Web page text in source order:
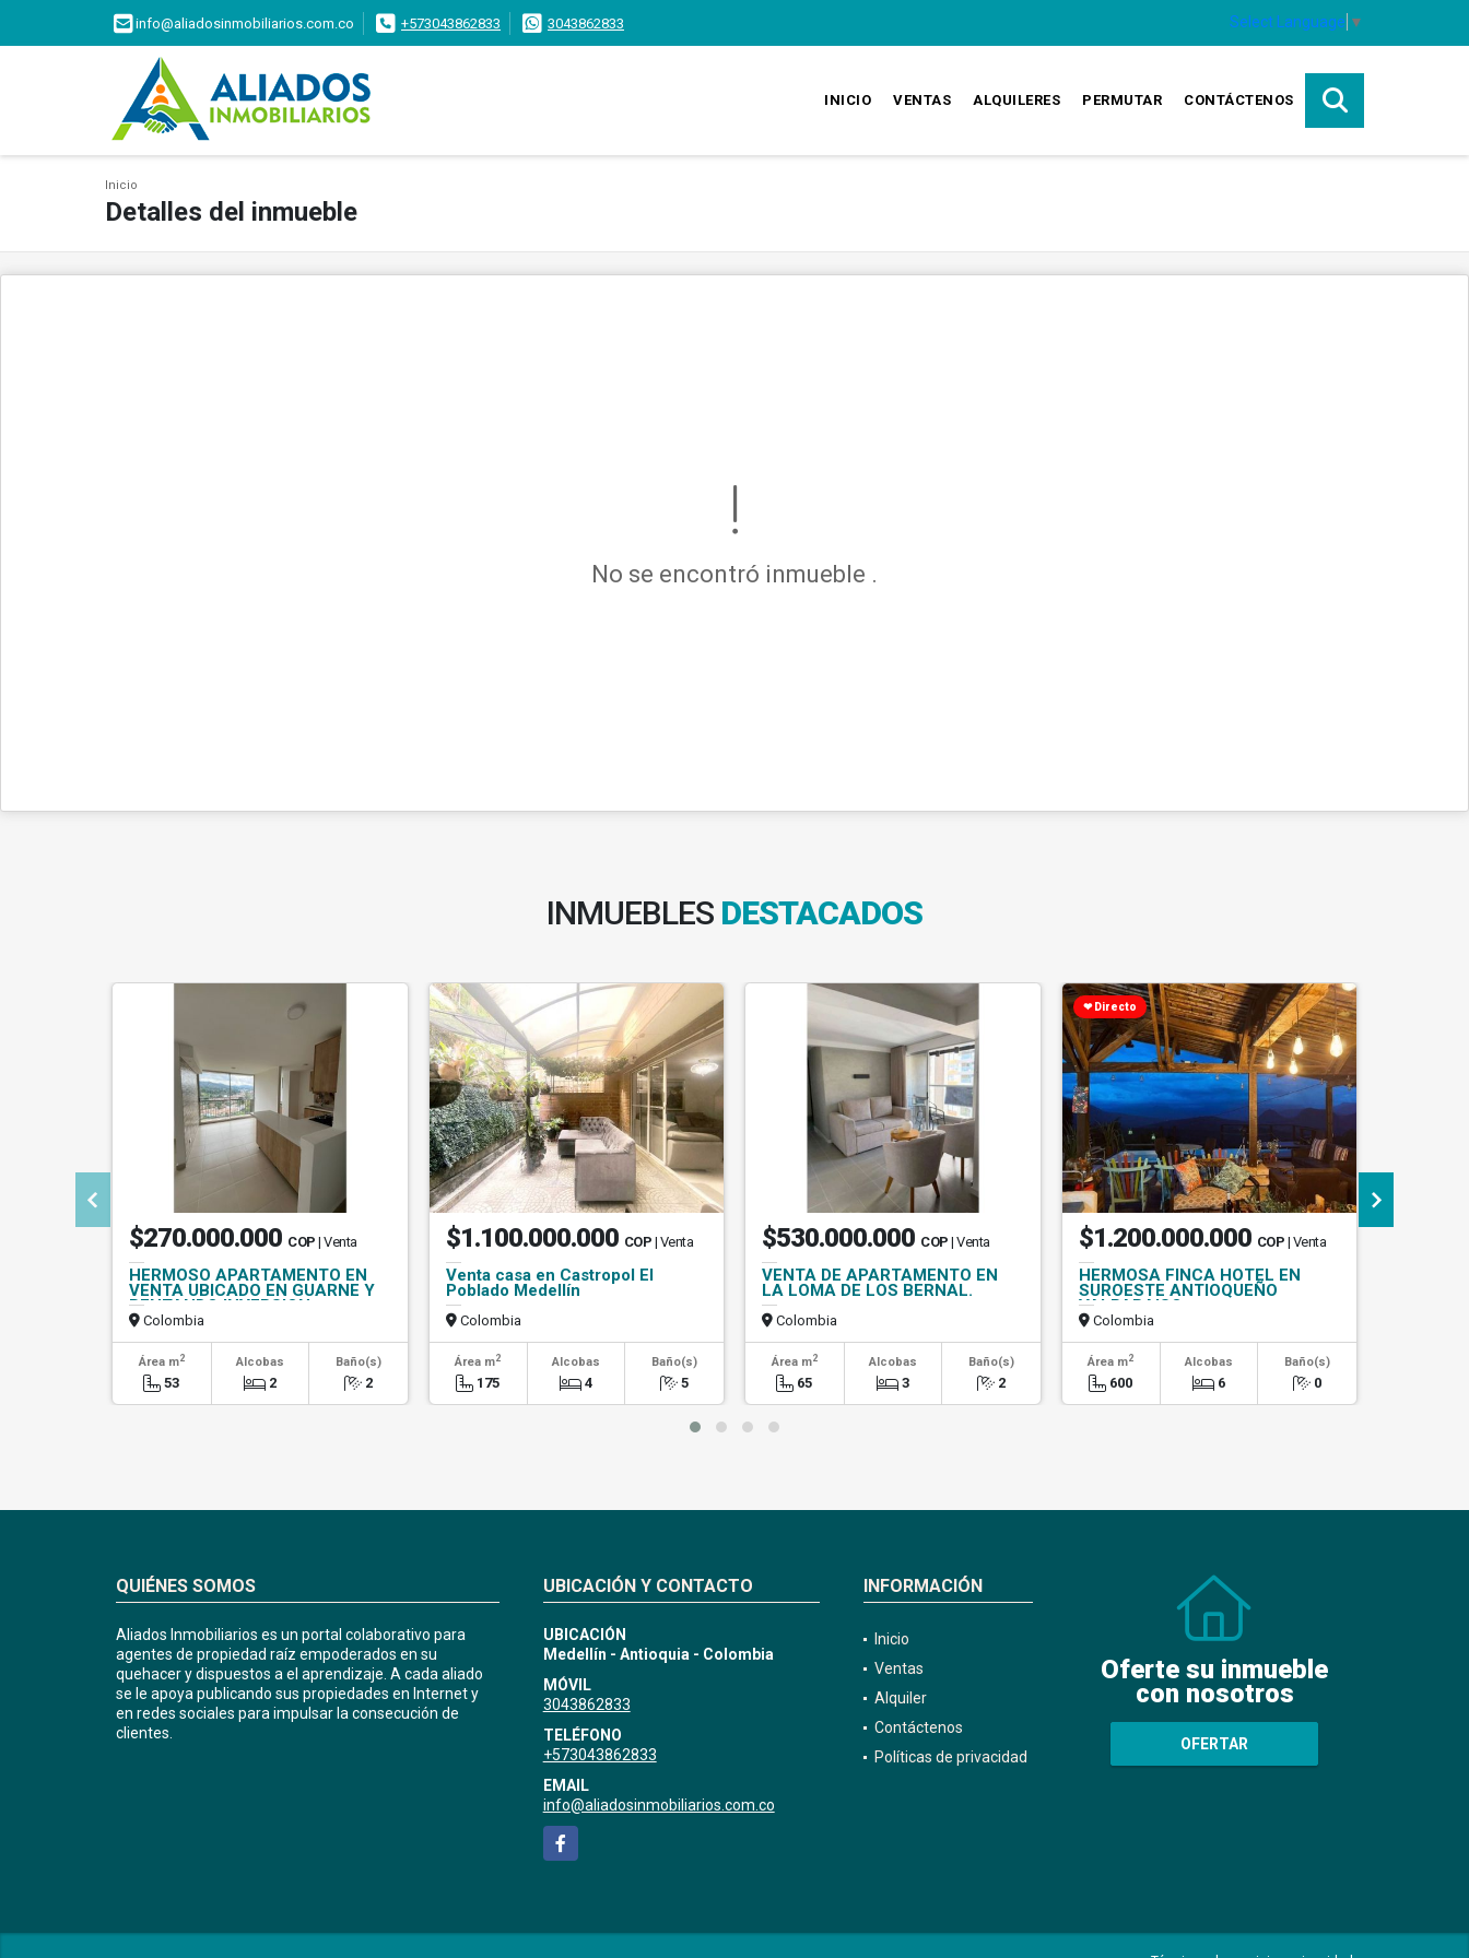
info@aliadosinmobiliarios.com.co +573043862833 3043862833 Select Language ▼
INICIO VENTAS ALQUILERES PERMUTAR CONTÁCTENOS
Inicio
Detalles del inmueble
No se encontró inmueble .
INMUEBLES DESTACADOS
$270.000.000 COP | Venta
HERMOSO APARTAMENTO EN
VENTA UBICADO EN GUARNE Y
RENTANDO INVERSION
Colombia
Área m2
53
Alcobas
2
Baño(s)
2
$1.100.000.000 COP | Venta
Venta casa en Castropol El
Poblado Medellín
Colombia
Área m2
175
Alcobas
4
Baño(s)
5
$530.000.000 COP | Venta
VENTA DE APARTAMENTO EN
LA LOMA DE LOS BERNAL.
Colombia
Área m2
65
Alcobas
3
Baño(s)
2
❤ Directo
$1.200.000.000 COP | Venta
HERMOSA FINCA HOTEL EN
SUROESTE ANTIOQUEÑO
VALPARAISO
Colombia
Área m2
600
Alcobas
6
Baño(s)
0
QUIÉNES SOMOS
Aliados Inmobiliarios es un portal colaborativo para
agentes de propiedad raíz empoderados en su
quehacer y dispuestos a el aprendizaje. A cada aliado
se le apoya publicando sus propiedades en Internet y
en redes sociales para impulsar la consecución de
clientes.
UBICACIÓN Y CONTACTO
UBICACIÓN
Medellín - Antioquia - Colombia
MÓVIL
3043862833
TELÉFONO
+573043862833
EMAIL
info@aliadosinmobiliarios.com.co
Facebook
INFORMACIÓN
Inicio
Ventas
Alquiler
Contáctenos
Políticas de privacidad
Oferte su inmueble
con nosotros
OFERTAR